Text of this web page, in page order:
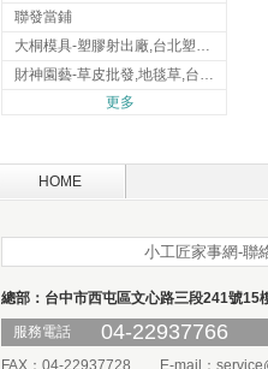
聯發當鋪
大桐模具-塑膠射出廠,台北塑膠射出廠
財神園藝-草皮批發,地毯草,台北草,彰化地毯草,彰化台北草
更多
HOME
小工匠家事網-聯
總部：台中市西屯區文心路三段241號15
服務電話
04-22937766
FAX：04-22937728 E-mail：